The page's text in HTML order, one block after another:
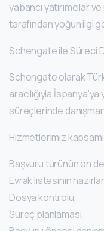
yabancı yatırımcılar
tarafından yoğun ilgi
Schengate ile Süreci
Schengate olarak
aracılığıyla
süreçlerinde
Hizmetlerimiz
Başvuru türünün ön
Evrak listesinin
Dosya kontrolü,
Süreç planlaması,